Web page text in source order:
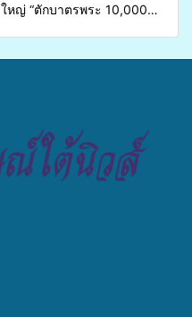
ใหญ่ “ตักบาตรพระ 10,000